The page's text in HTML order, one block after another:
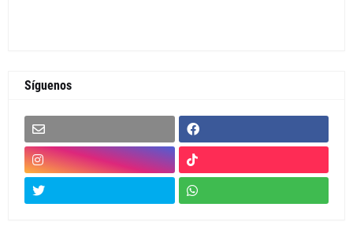
Síguenos